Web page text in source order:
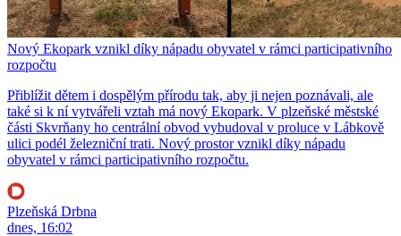
Nový Ekopark vznikl díky nápadu obyvatel v rámci participativního
rozpočtu
Přiblížit dětem i dospělým přírodu tak, aby ji nejen poznávali, ale
také si k ní vytvářeli vztah má nový Ekopark. V plzeňské městské
části Skvrňany ho centrální obvod vybudoval v proluce v Lábkově
ulici podél železniční trati. Nový prostor vznikl díky nápadu
obyvatel v rámci participativního rozpočtu.
Plzeňská Drbna
dnes, 16:02